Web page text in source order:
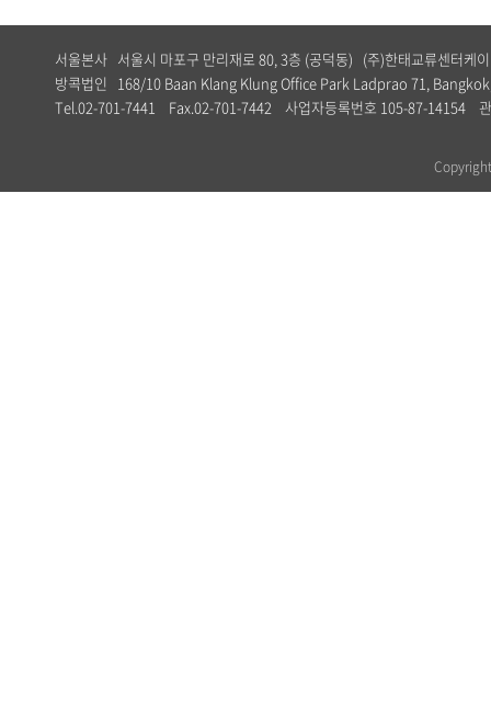
서울본사 서울시 마포구 만리재로 80, 3층 (공덕동) (주)한태교류센터케
방콕법인 168/10 Baan Klang Klung Office Park Ladprao 71,
Tel.02-701-7441 Fax.02-701-7442 사업자등록번호 105-87-14154